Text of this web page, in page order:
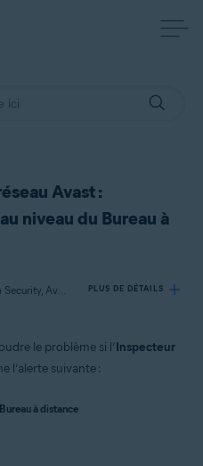
Avast :
niveau du Bureau à
S’applique à Avast One, Avast Premium Security, Avast Antivirus Gratuit PLUS DE DÉTAILS
le problème si l’Inspecteur
l’alerte suivante :
à distance